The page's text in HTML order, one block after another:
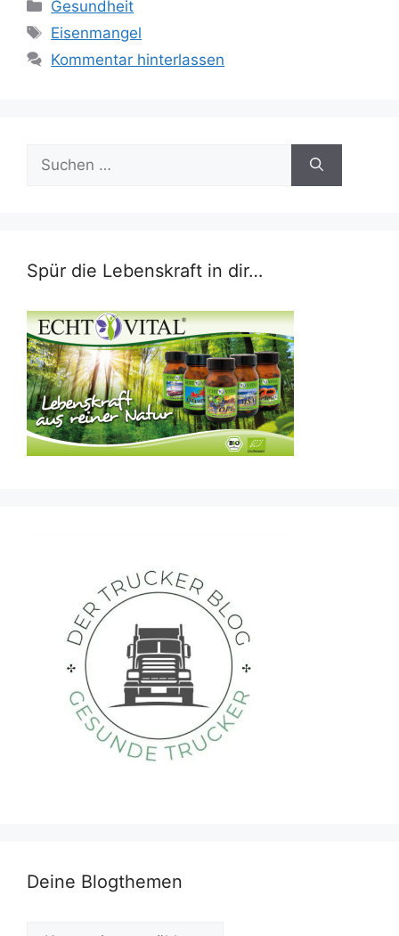
Gesundheit
Schlagwörter
Eisenmangel
Kommentar hinterlassen
nach:
Spür die Lebenskraft in dir…
Deine Blogthemen
Deine